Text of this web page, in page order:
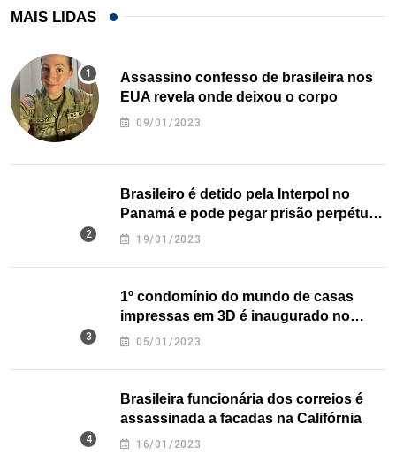
MAIS LIDAS
Assassino confesso de brasileira nos
EUA revela onde deixou o corpo
09/01/2023
Brasileiro é detido pela Interpol no
Panamá e pode pegar prisão perpétua
nos EUA
19/01/2023
1º condomínio do mundo de casas
impressas em 3D é inaugurado no
Texas
05/01/2023
Brasileira funcionária dos correios é
assassinada a facadas na Califórnia
16/01/2023